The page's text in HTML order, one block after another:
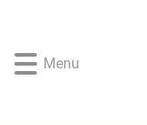
rapide
au
rapide
au
rapide
rapide
au
Menu